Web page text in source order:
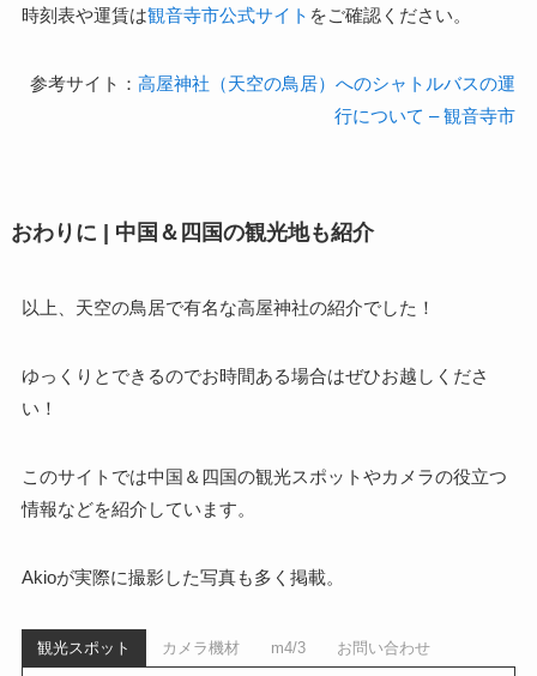
時刻表や運賃は観音寺市公式サイト をご確認ください。
参考サイト：高屋神社（天空の鳥居）へのシャトルバスの運
行について – 観音寺市
おわりに | 中国＆四国の観光地も紹介
以上、天空の鳥居で有名な高屋神社の紹介でした！
ゆっくりとできるのでお時間ある場合はぜひお越しくださ
い！
このサイトでは中国＆四国の観光スポットやカメラの役立つ
情報などを紹介しています。
Akioが実際に撮影した写真も多く掲載。
観光スポット カメラ機材 m4/3 お問い合わせ